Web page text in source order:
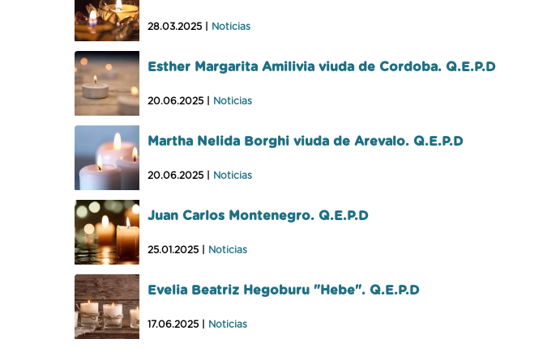
28.03.2025 | Noticias
Esther Margarita Amilivia viuda de Cordoba. Q.E.P.D
20.06.2025 | Noticias
Martha Nelida Borghi viuda de Arevalo. Q.E.P.D
20.06.2025 | Noticias
Juan Carlos Montenegro. Q.E.P.D
25.01.2025 | Noticias
Evelia Beatriz Hegoburu "Hebe". Q.E.P.D
17.06.2025 | Noticias